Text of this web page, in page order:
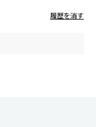
履歴を消す